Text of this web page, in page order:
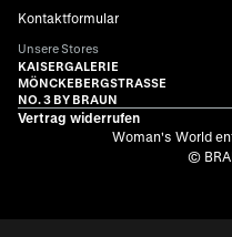
Kontaktformular
Unsere Stores
KAISERGALERIE
MÖNCKEBERGSTRASSE
NO. 3 BY BRAUN
Vertrag widerrufen
Woman's World
©